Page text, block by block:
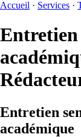
Accueil · Services ·
Entretien
académique